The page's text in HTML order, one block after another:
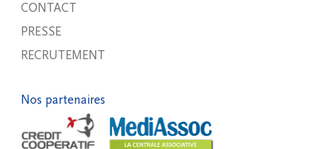
CONTACT
PRESSE
RECRUTEMENT
Nos partenaires